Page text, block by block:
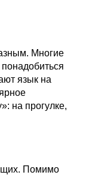
Многие
язык на
на прогулке,
Помимо